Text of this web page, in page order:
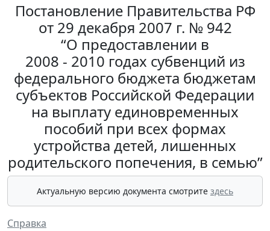
Постановление Правительства РФ
от 29 декабря 2007 г. № 942
“О предоставлении в
2008 - 2010 годах субвенций из
федерального бюджета бюджетам
субъектов Российской Федерации
на выплату единовременных
пособий при всех формах
устройства детей, лишенных
родительского попечения, в семью”
Актуальную версию документа смотрите здесь
Справка